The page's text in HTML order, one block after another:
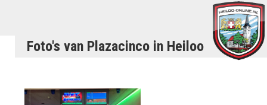
Foto's van Plazacinco in Heiloo